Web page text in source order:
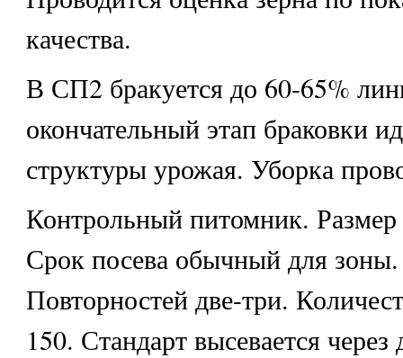
качества.
В СП2 бракуется до 60-65%
окончательный этап браковки
структуры урожая. Уборка
Контрольный питомник.
Срок посева обычный для зоны.
Повторностей две-три.
150. Стандарт высевается через